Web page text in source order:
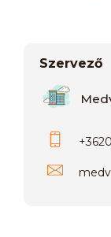
Szervező